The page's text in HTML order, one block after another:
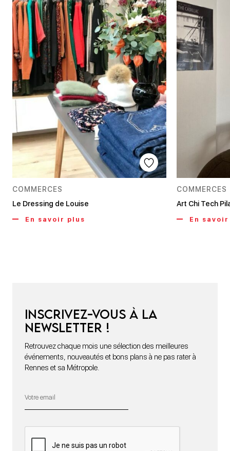
COMMERCES
Le Dressing de Louise
En savoir plus
COMMERCES
Art Chi Tech
En
Inscrivez-vous à la
newsletter !
Retrouvez chaque mois une sélection des meilleures
événements, nouveautés et bons plans à ne pas rater à
Rennes et sa Métropole.